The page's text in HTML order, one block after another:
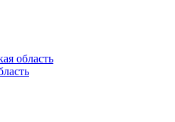
область